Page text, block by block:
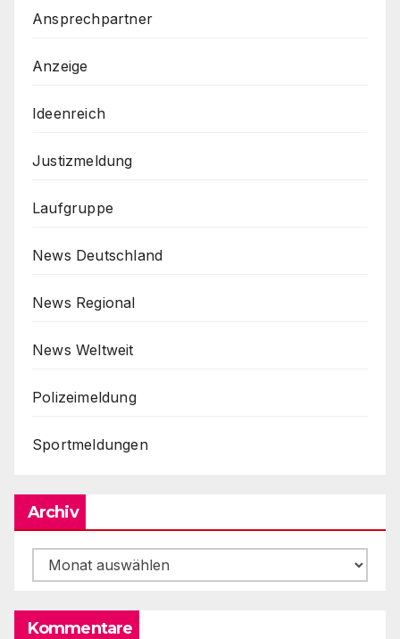
Ansprechpartner
Anzeige
Ideenreich
Justizmeldung
Laufgruppe
News Deutschland
News Regional
News Weltweit
Polizeimeldung
Sportmeldungen
Archiv
Archiv
Kommentare